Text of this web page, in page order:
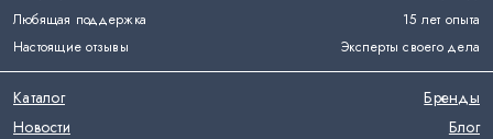
Любящая поддержка
15 лет опыта
Настоящие отзывы
Эксперты своего дела
Каталог
Бренды
Новости
Блог